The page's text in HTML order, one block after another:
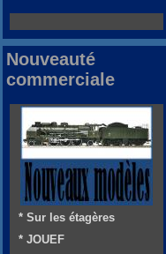
Nouveauté
commerciale
* Sur les étagères
* JOUEF